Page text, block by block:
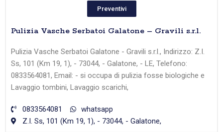
Preventivi
Pulizia Vasche Serbatoi Galatone – Gravili s.r.l.
Pulizia Vasche Serbatoi Galatone - Gravili s.r.l., Indirizzo: Z.I.
Ss, 101 (Km 19, 1), - 73044, - Galatone, - LE, Telefono:
0833564081, Email: - si occupa di pulizia fosse biologiche e
Lavaggio tombini, Lavaggio scarichi,
0833564081
whatsapp
Z.I. Ss, 101 (Km 19, 1), - 73044, - Galatone,